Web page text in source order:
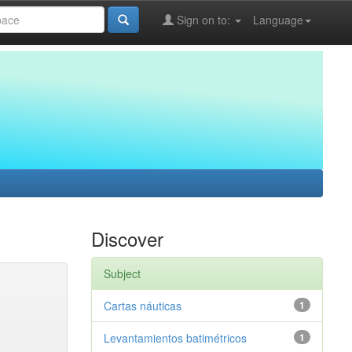
Language
Sign on to:
Discover
Subject
1
Cartas náuticas
1
Levantamientos batimétricos